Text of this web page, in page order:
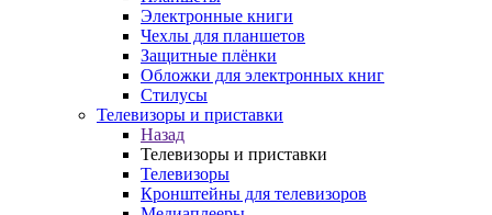
Электронные книги
Чехлы для планшетов
Защитные плёнки
Обложки для электронных книг
Стилусы
Телевизоры и приставки
Назад
Телевизоры и приставки
Телевизоры
Кронштейны для телевизоров